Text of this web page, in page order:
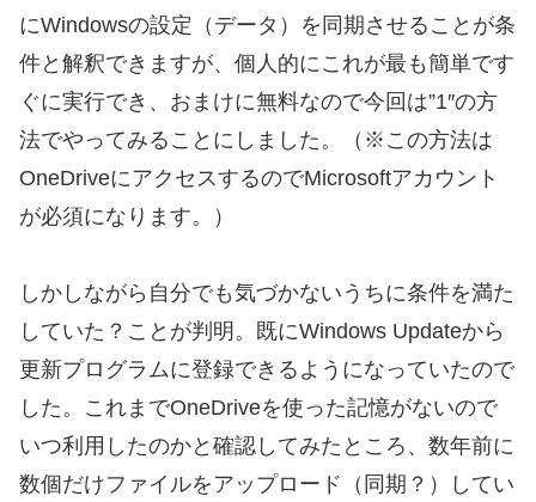
にWindowsの設定（データ）を同期させることが条
件と解釈できますが、個人的にこれが最も簡単です
ぐに実行でき、おまけに無料なので今回は”1″の方
法でやってみることにしました。（※この方法は
OneDriveにアクセスするのでMicrosoftアカウント
が必須になります。）
しかしながら自分でも気づかないうちに条件を満た
していた？ことが判明。既にWindows Updateから
更新プログラムに登録できるようになっていたので
した。これまでOneDriveを使った記憶がないので
いつ利用したのかと確認してみたところ、数年前に
数個だけファイルをアップロード（同期？）してい